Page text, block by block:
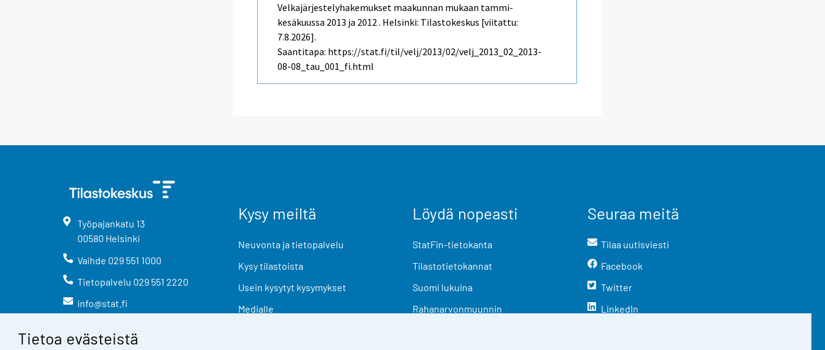
Tietoa evästeistä
Velkajärjestelyhakemukset maakunnan mukaan tammi-
kesäkuussa 2013 ja 2012 . Helsinki: Tilastokeskus [viitattu:
7.8.2026].
Saantitapa: https://stat.fi/til/velj/2013/02/velj_2013_02_2013-
08-08_tau_001_fi.html
Työpajankatu 13
00580 Helsinki
Vaihde 029 551 1000
Tietopalvelu 029 551 2220
info@stat.fi
Kysy meiltä
Neuvonta ja tietopalvelu
Kysy tilastoista
Usein kysytyt kysymykset
Medialle
Löydä nopeasti
StatFin-tietokanta
Tilastotietokannat
Suomi lukuina
Rahanarvonmuunnin
Seuraa meitä
Tilaa uutisviesti
Facebook
Twitter
LinkedIn